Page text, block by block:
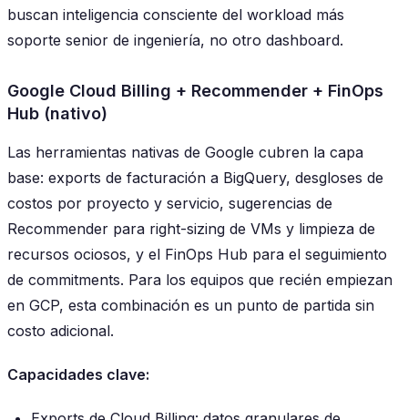
buscan inteligencia consciente del workload más
soporte senior de ingeniería, no otro dashboard.
Google Cloud Billing + Recommender + FinOps
Hub (nativo)
Las herramientas nativas de Google cubren la capa
base: exports de facturación a BigQuery, desgloses de
costos por proyecto y servicio, sugerencias de
Recommender para right-sizing de VMs y limpieza de
recursos ociosos, y el FinOps Hub para el seguimiento
de commitments. Para los equipos que recién empiezan
en GCP, esta combinación es un punto de partida sin
costo adicional.
Capacidades clave: